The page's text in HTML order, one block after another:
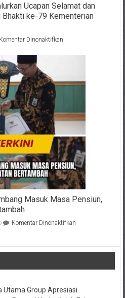
Ucapan Selamat dan
Bhakti ke-79 Kementerian
Komentar Dinonaktifkanpada
Salurkan
dan
Dukungan
Hari
Amal
Bhakti
ke-
79
Kementerian
RI
Masuk Masa Pensiun,
Komentar Dinonaktifkanpada
Masa
Utama Group Apresiasi